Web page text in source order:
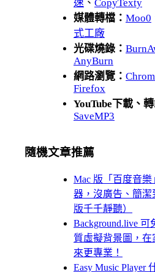
速 、 CopyTexty
媒體轉檔： Moo0
式工廠
光碟燒錄：
AnyBurn
網路瀏覽：
Firefox
YouTube下載、轉
SaveMP3
隨機文章推薦
Mac 版「百度音
器，沒廣告、簡潔
版千千靜聽）
Background.live
質虛擬背景圖，
來更專業！
Easy Music Player